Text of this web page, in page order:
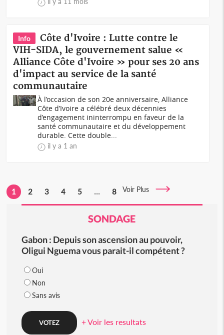
Info
Côte d'Ivoire : Lutte contre le
VIH-SIDA, le gouvernement salue «
Alliance Côte d'Ivoire » pour ses 20 ans
d'impact au service de la santé
communautaire
À l’occasion de son 20e anniversaire, Alliance
Côte d’Ivoire a célébré deux décennies
d’engagement ininterrompu en faveur de la
santé communautaire et du développement
durable. Cette double...
il y a 1 an
1 2 3 4 5 ... 8 Voir Plus
SONDAGE
Gabon : Depuis son ascension au pouvoir,
Oligui Nguema vous parait-il compétent ?
Oui
Non
Sans avis
+ Voir les resultats